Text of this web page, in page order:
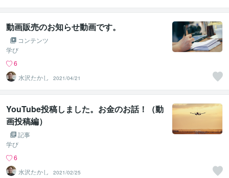
動画販売のお知らせ動画です。
コンテンツ
学び
6
水沢たかし
2021/04/21
YouTube投稿しました。お金のお話！（動
画投稿編）
記事
学び
6
水沢たかし
2021/02/25